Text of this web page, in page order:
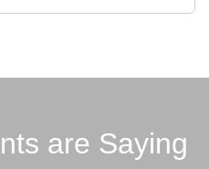
are Saying